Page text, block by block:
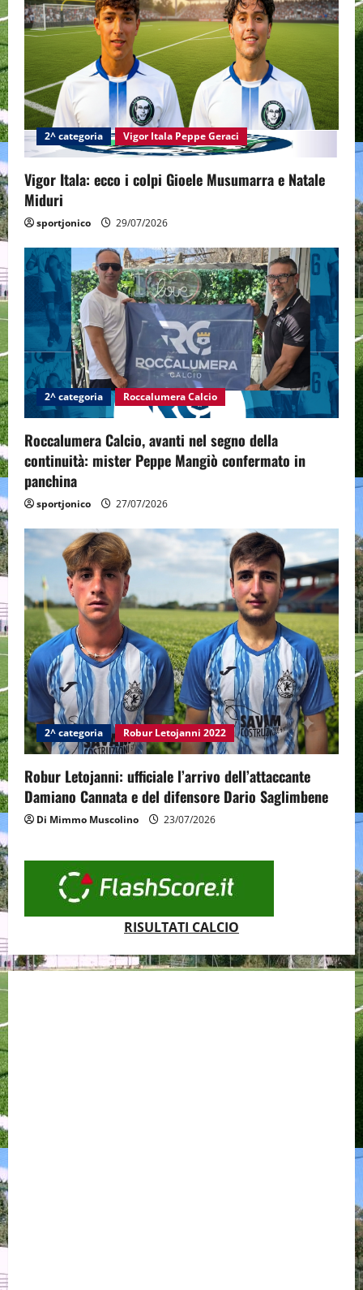
i
g
a
t
i
o
n
2^ categoria Vigor Itala Peppe Geraci
Vigor Itala: ecco i colpi Gioele Musumarra e Natale
Miduri
sportjonico 29/07/2026
2^ categoria Roccalumera Calcio
Roccalumera Calcio, avanti nel segno della
continuità: mister Peppe Mangiò confermato in
panchina
sportjonico 27/07/2026
2^ categoria Robur Letojanni 2022
Robur Letojanni: ufficiale l’arrivo dell’attaccante
Damiano Cannata e del difensore Dario Saglimbene
Di Mimmo Muscolino 23/07/2026
RISULTATI CALCIO